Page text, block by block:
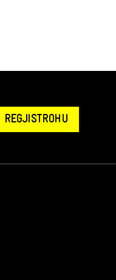
REGJISTROHU